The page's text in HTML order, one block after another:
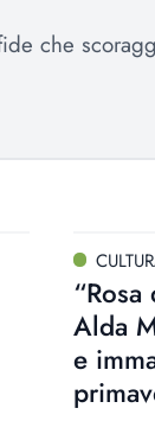
che
Alda
e